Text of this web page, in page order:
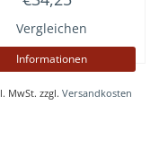
Vergleichen
Informationen
MwSt. zzgl. Versandkosten